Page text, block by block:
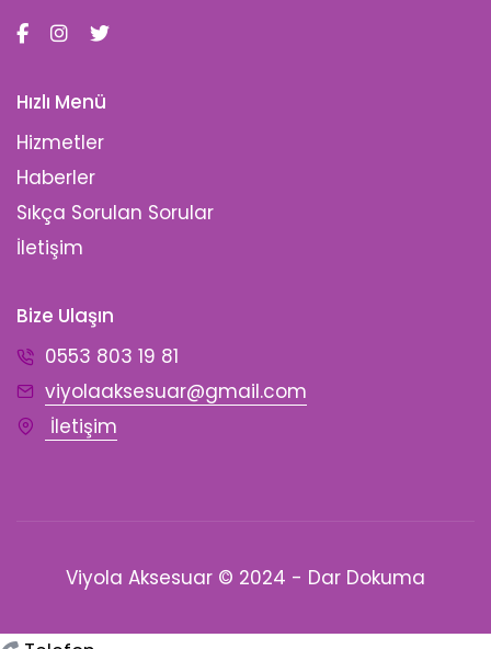
Hızlı Menü
Hizmetler
Haberler
Sıkça Sorulan Sorular
İletişim
Bize Ulaşın
0553 803 19 81
viyolaaksesuar@gmail.com
İletişim
Viyola Aksesuar © 2024 - Dar Dokuma